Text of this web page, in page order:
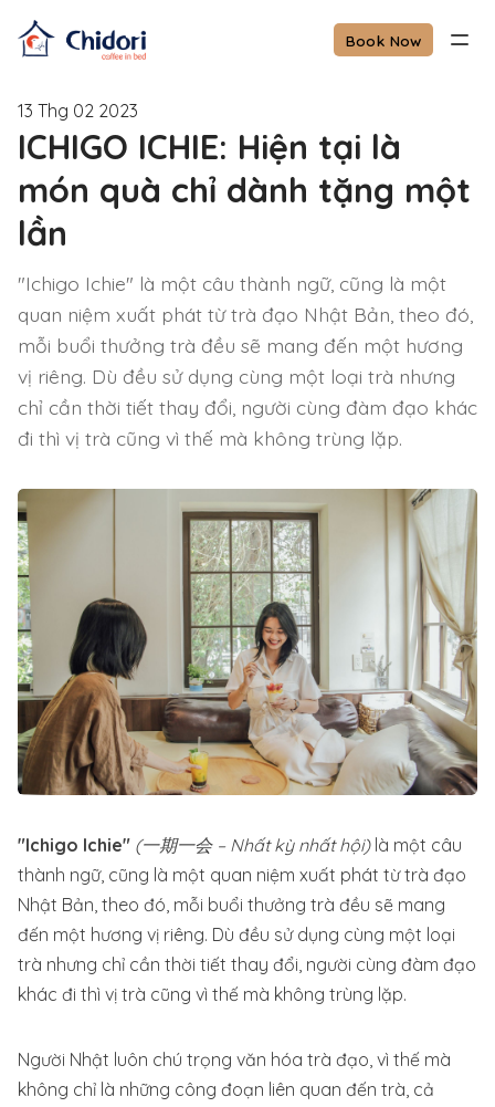
Book Now
13 Thg 02 2023
ICHIGO ICHIE: Hiện tại là
món quà chỉ dành tặng một
lần
"Ichigo Ichie" là một câu thành ngữ, cũng là một
quan niệm xuất phát từ trà đạo Nhật Bản, theo đó,
mỗi buổi thưởng trà đều sẽ mang đến một hương
vị riêng. Dù đều sử dụng cùng một loại trà nhưng
chỉ cần thời tiết thay đổi, người cùng đàm đạo khác
đi thì vị trà cũng vì thế mà không trùng lặp.
"Ichigo Ichie" (一期一会 – Nhất kỳ nhất hội)là một câu
thành ngữ, cũng là một quan niệm xuất phát từ trà đạo
Nhật Bản, theo đó, mỗi buổi thưởng trà đều sẽ mang
đến một hương vị riêng. Dù đều sử dụng cùng một loại
trà nhưng chỉ cần thời tiết thay đổi, người cùng đàm đạo
khác đi thì vị trà cũng vì thế mà không trùng lặp.
Người Nhật luôn chú trọng văn hóa trà đạo, vì thế mà
không chỉ là những công đoạn liên quan đến trà, cả